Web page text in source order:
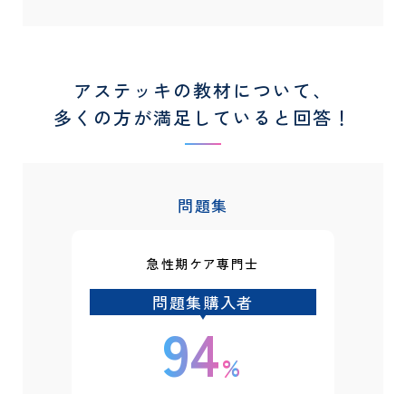
アステッキの教材について、
多くの方が満足していると回答！
問題集
急性期ケア専門士
問題集購入者
94%